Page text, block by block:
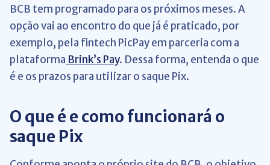
BCB tem programado para os próximos meses. A
opção vai ao encontro do que já é praticado, por
exemplo, pela fintech PicPay em parceria com a
plataforma Brink’s Pay. Dessa forma, entenda o que
é e os prazos para utilizar o saque Pix.
O que é e como funcionará o
saque Pix